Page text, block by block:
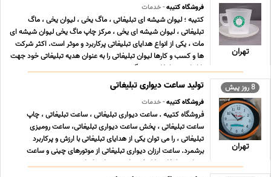
تهران
فروشگاه کتیبه- خدمات
کتیبه ؛ لیوان شیشه ای تبلیغاتی ، ماگ یخی ، لیوان یخی ، ماگ
تبلیغاتی ، لیوان شیشه ای یخی ، مرکز چاپ ماگ یخی لیوان شیشه ای
مات ، یکی از انواع هدایای تبلیغاتی پرکاربرد و موثر است. اکثر شرکت
ها و کسب و کارها لیوان تبلیغاتی را به عنوان هدیه تبلیغاتی خود جهت
بازاریابی و تبلیغات برمی گ ... ...
8 روز پیش
تهران
تولید ساعت دیواری تبلیغاتی
فروشگاه کتیبه- خدمات
فروشگاه کتیبه . ساعت دیواری تبلیغاتی ، ساعت تبلیغاتی ، چاپ
ساعت تبلیغاتی ، پخش ساعت دیواری تبلیغاتی، ساعت رومیزی
تبلیغاتی ، را می توان یکی از هدایای تبلیغاتی با ارزش و پرکاربرد
برشمرد. ساعت ارزان دیواری تبلیغاتی از موتورهای چینی و ساعت
دیواری تبلیغاتی با کیفیت از موتورهای تایوان ... ...